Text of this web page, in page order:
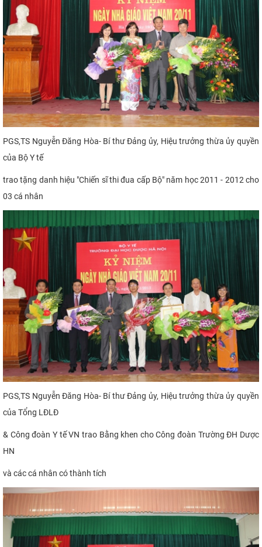
PGS,TS Nguyễn Đăng Hòa- Bí thư Đảng ủy, Hiệu trưởng thừa ủy quyền
của Bộ Y tế
trao tặng danh hiệu "Chiến sĩ thi đua cấp Bộ" năm học 2011 - 2012 cho
03 cá nhân
PGS,TS Nguyễn Đăng Hòa- Bí thư Đảng ủy, Hiệu trưởng thừa ủy quyền
của Tổng LĐLĐ
& Công đoàn Y tế VN trao Bằng khen cho Công đoàn Trường ĐH Dược
HN
và các cá nhân có thành tích